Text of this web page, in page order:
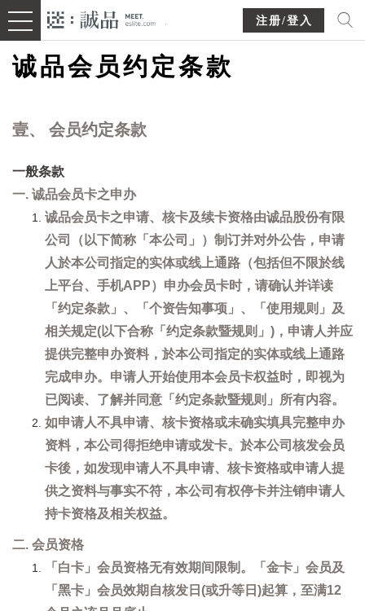
注册/登入
诚品会员约定条款
壹、 会员约定条款
一般条款
一. 诚品会员卡之申办
诚品会员卡之申请、核卡及续卡资格由诚品股份有限
公司（以下简称「本公司」）制订并对外公告，申请
人於本公司指定的实体或线上通路（包括但不限於线
上平台、手机APP）申办会员卡时，请确认并详读
「约定条款」、「个资告知事项」、「使用规则」及
相关规定(以下合称「约定条款暨规则」)，申请人并应
提供完整申办资料，於本公司指定的实体或线上通路
完成申办。申请人开始使用本会员卡权益时，即视为
已阅读、了解并同意「约定条款暨规则」所有内容。
如申请人不具申请、核卡资格或未确实填具完整申办
资料，本公司得拒绝申请或发卡。於本公司核发会员
卡後，如发现申请人不具申请、核卡资格或申请人提
供之资料与事实不符，本公司有权停卡并注销申请人
持卡资格及相关权益。
二. 会员资格
「白卡」会员资格无有效期间限制。「金卡」会员及
「黑卡」会员效期自核发日(或升等日)起算，至满12